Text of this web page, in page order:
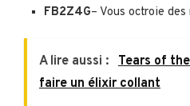
FB2Z4G– Vous octroie
A lire aussi : Tears of
faire un élixir collant